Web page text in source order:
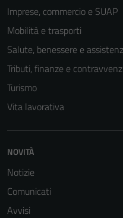
Imprese, commercio e SUAP
Mobilità e trasporti
Salute, benessere e
Tributi, finanze e
Turismo
Vita lavorativa
NOVITÀ
Notizie
Comunicati
Avvisi